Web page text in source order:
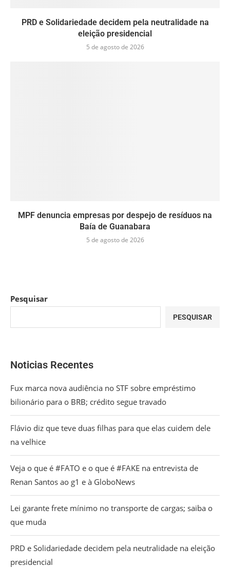
PRD e Solidariedade decidem pela neutralidade na
eleição presidencial
5 de agosto de 2026
MPF denuncia empresas por despejo de resíduos na
Baía de Guanabara
5 de agosto de 2026
Pesquisar
PESQUISAR
Noticias Recentes
Fux marca nova audiência no STF sobre empréstimo
bilionário para o BRB; crédito segue travado
Flávio diz que teve duas filhas para que elas cuidem dele
na velhice
Veja o que é #FATO e o que é #FAKE na entrevista de
Renan Santos ao g1 e à GloboNews
Lei garante frete mínimo no transporte de cargas; saiba o
que muda
PRD e Solidariedade decidem pela neutralidade na eleição
presidencial